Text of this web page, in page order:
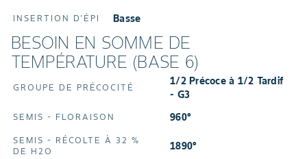
INSERTION D'ÉPI Basse
BESOIN EN SOMME DE
TEMPÉRATURE (BASE 6)
GROUPE DE PRÉCOCITÉ
1/2 Précoce à 1/2 Tardif
- G3
SEMIS - FLORAISON 960°
SEMIS - RÉCOLTE À 32 %
DE H2O
1890°